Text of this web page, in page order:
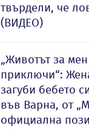
твърдели, че
(ВИДЕО)
„Животът за мен
приключи“:
загуби бебето
във Варна, от
официална